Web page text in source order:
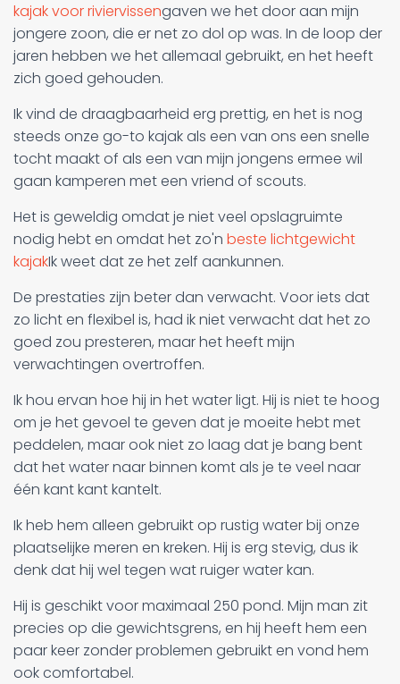
kajak voor riviervissengaven we het door aan mijn
jongere zoon, die er net zo dol op was. In de loop der
jaren hebben we het allemaal gebruikt, en het heeft
zich goed gehouden.
Ik vind de draagbaarheid erg prettig, en het is nog
steeds onze go-to kajak als een van ons een snelle
tocht maakt of als een van mijn jongens ermee wil
gaan kamperen met een vriend of scouts.
Het is geweldig omdat je niet veel opslagruimte
nodig hebt en omdat het zo'n beste lichtgewicht
kajakIk weet dat ze het zelf aankunnen.
De prestaties zijn beter dan verwacht. Voor iets dat
zo licht en flexibel is, had ik niet verwacht dat het zo
goed zou presteren, maar het heeft mijn
verwachtingen overtroffen.
Ik hou ervan hoe hij in het water ligt. Hij is niet te hoog
om je het gevoel te geven dat je moeite hebt met
peddelen, maar ook niet zo laag dat je bang bent
dat het water naar binnen komt als je te veel naar
één kant kant kantelt.
Ik heb hem alleen gebruikt op rustig water bij onze
plaatselijke meren en kreken. Hij is erg stevig, dus ik
denk dat hij wel tegen wat ruiger water kan.
Hij is geschikt voor maximaal 250 pond. Mijn man zit
precies op die gewichtsgrens, en hij heeft hem een
paar keer zonder problemen gebruikt en vond hem
ook comfortabel.